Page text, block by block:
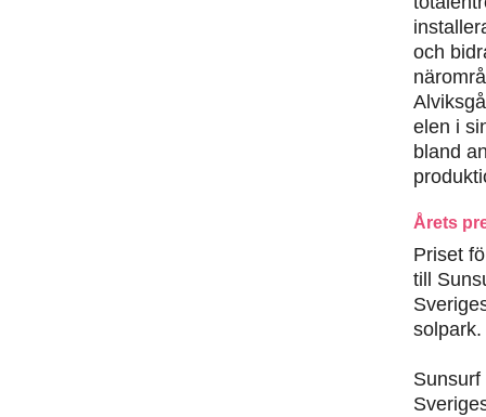
och
elen i
bland
Årets
Priset
till
solpark.